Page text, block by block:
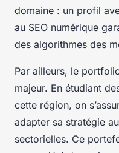
domaine : un profil
au SEO numérique
des algorithmes des
Par ailleurs, le
majeur. En étudiant
cette région, on
adapter sa stratégie
sectorielles. Ce